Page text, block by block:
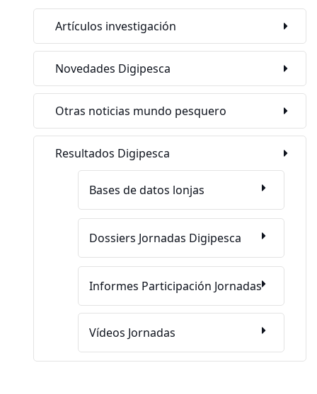
Artículos investigación
Novedades Digipesca
Otras noticias mundo pesquero
Resultados Digipesca
Bases de datos lonjas
Dossiers Jornadas Digipesca
Informes Participación Jornadas
Vídeos Jornadas